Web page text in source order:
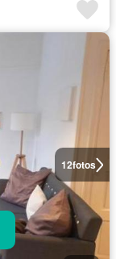
12fotos